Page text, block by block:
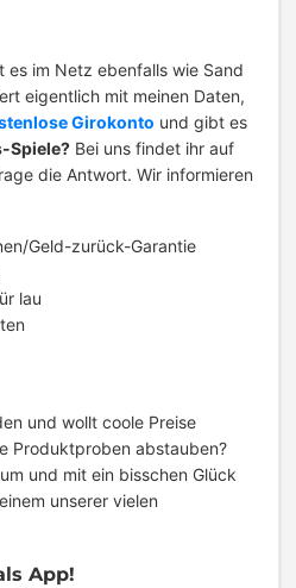
es im Netz ebenfalls wie Sand
eigentlich mit meinen Daten,
Girokonto und gibt es
Spiele? Bei uns findet ihr auf
die Antwort. Wir informieren
Geld-zurück-Garantie
lau
und wollt coole Preise
Produktproben abstauben?
und mit ein bisschen Glück
unserer vielen
App!